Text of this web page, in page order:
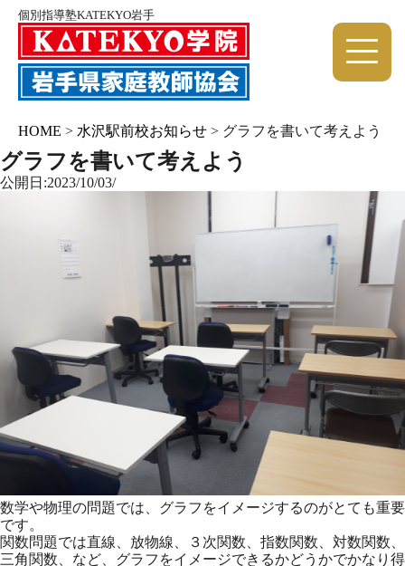
個別指導塾KATEKYO岩手
HOME > 水沢駅前校お知らせ > グラフを書いて考えよう
グラフを書いて考えよう
公開日:2023/10/03/
数学や物理の問題では、グラフをイメージするのがとても重要
です。
関数問題では直線、放物線、３次関数、指数関数、対数関数、
三角関数、など、グラフをイメージできるかどうかでかなり得